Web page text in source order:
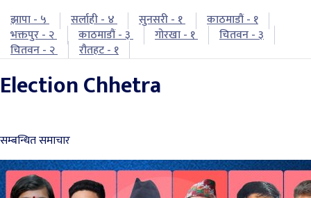
झापा - ५ सर्लाही - ४ सुनसरी - १
काठमाडौं - १
भक्तपुर - २
काठमाडौं - ३ गोरखा - १
चितवन - ३
चितवन - २
रौतहट - १
Election Chhetra
सम्बन्धित समाचार